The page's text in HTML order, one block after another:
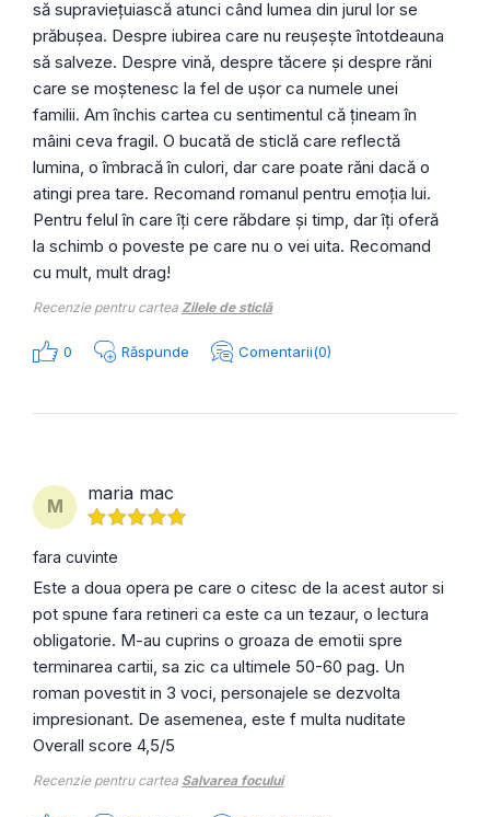
să supraviețuiască atunci când lumea din jurul lor se
prăbușea. Despre iubirea care nu reușește întotdeauna
să salveze. Despre vină, despre tăcere și despre răni
care se moștenesc la fel de ușor ca numele unei
familii. Am închis cartea cu sentimentul că țineam în
mâini ceva fragil. O bucată de sticlă care reflectă
lumina, o îmbracă în culori, dar care poate răni dacă o
atingi prea tare. Recomand romanul pentru emoția lui.
Pentru felul în care îți cere răbdare și timp, dar îți oferă
la schimb o poveste pe care nu o vei uita. Recomand
cu mult, mult drag!
Recenzie pentru cartea Zilele de sticlă
0 Răspunde Comentarii(0)
M
maria mac
fara cuvinte
Este a doua opera pe care o citesc de la acest autor si
pot spune fara retineri ca este ca un tezaur, o lectura
obligatorie. M-au cuprins o groaza de emotii spre
terminarea cartii, sa zic ca ultimele 50-60 pag. Un
roman povestit in 3 voci, personajele se dezvolta
impresionant. De asemenea, este f multa nuditate
Overall score 4,5/5
Recenzie pentru cartea Salvarea focului